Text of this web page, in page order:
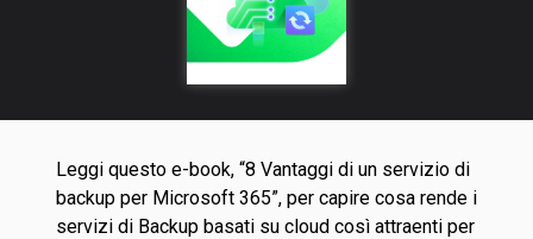
Leggi questo e-book, “8 Vantaggi di un servizio di
backup per Microsoft 365”, per capire cosa rende i
servizi di Backup basati su cloud così attraenti per